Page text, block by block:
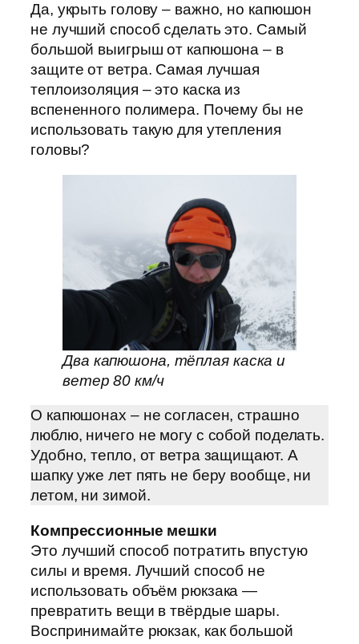
Да, укрыть голову – важно, но капюшон
не лучший способ сделать это. Самый
большой выигрыш от капюшона – в
защите от ветра. Самая лучшая
теплоизоляция – это каска из
вспененного полимера. Почему бы не
использовать такую для утепления
головы?
Два капюшона, тёплая каска и
ветер 80 км/ч
О капюшонах – не согласен, страшно
люблю, ничего не могу с собой поделать.
Удобно, тепло, от ветра защищают. А
шапку уже лет пять не беру вообще, ни
летом, ни зимой.
Компрессионные мешки
Это лучший способ потратить впустую
силы и время. Лучший способ не
использовать объём рюкзака —
превратить вещи в твёрдые шары.
Воспринимайте рюкзак, как большой